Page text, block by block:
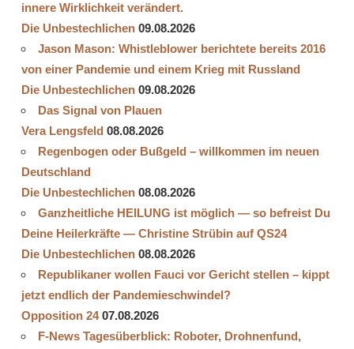
innere Wirklichkeit verändert.
Die Unbestechlichen 09.08.2026
Jason Mason: Whistleblower berichtete bereits 2016
von einer Pandemie und einem Krieg mit Russland
Die Unbestechlichen 09.08.2026
Das Signal von Plauen
Vera Lengsfeld 08.08.2026
Regenbogen oder Bußgeld – willkommen im neuen
Deutschland
Die Unbestechlichen 08.08.2026
Ganzheitliche HEILUNG ist möglich — so befreist Du
Deine Heilerkräfte — Christine Strübin auf QS24
Die Unbestechlichen 08.08.2026
Republikaner wollen Fauci vor Gericht stellen – kippt
jetzt endlich der Pandemieschwindel?
Opposition 24 07.08.2026
F-News Tagesüberblick: Roboter, Drohnenfund,